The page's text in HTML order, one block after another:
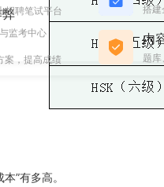
监考中心
招聘笔试平台
案，提高成绩
搭建
内
题
”有多高。